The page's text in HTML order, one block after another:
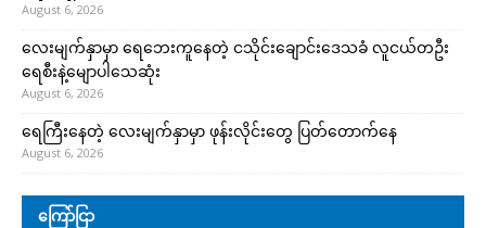
August 6, 2026
လေးမျက်နှာမှာ ရေဘေးကူနေတဲ့ ငသိုင်းချောင်းဒေသခံ လူငယ်တဦး
ရေစီးနဲ့မျောပါသေဆုံး
August 6, 2026
ရေကြီးနေတဲ့ လေးမျက်နှာမှာ ဖုန်းလိုင်းတွေ ပြတ်တောက်နေ
August 6, 2026
ကြော်ငြာ